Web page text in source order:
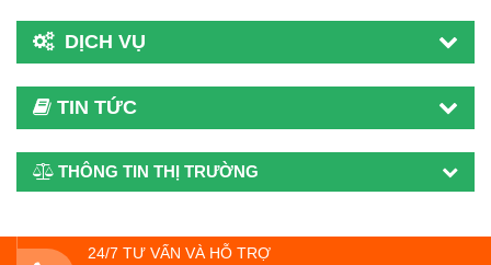
DỊCH VỤ
TIN TỨC
THÔNG TIN THỊ TRƯỜNG
24/7 TƯ VẤN VÀ HỖ TRỢ